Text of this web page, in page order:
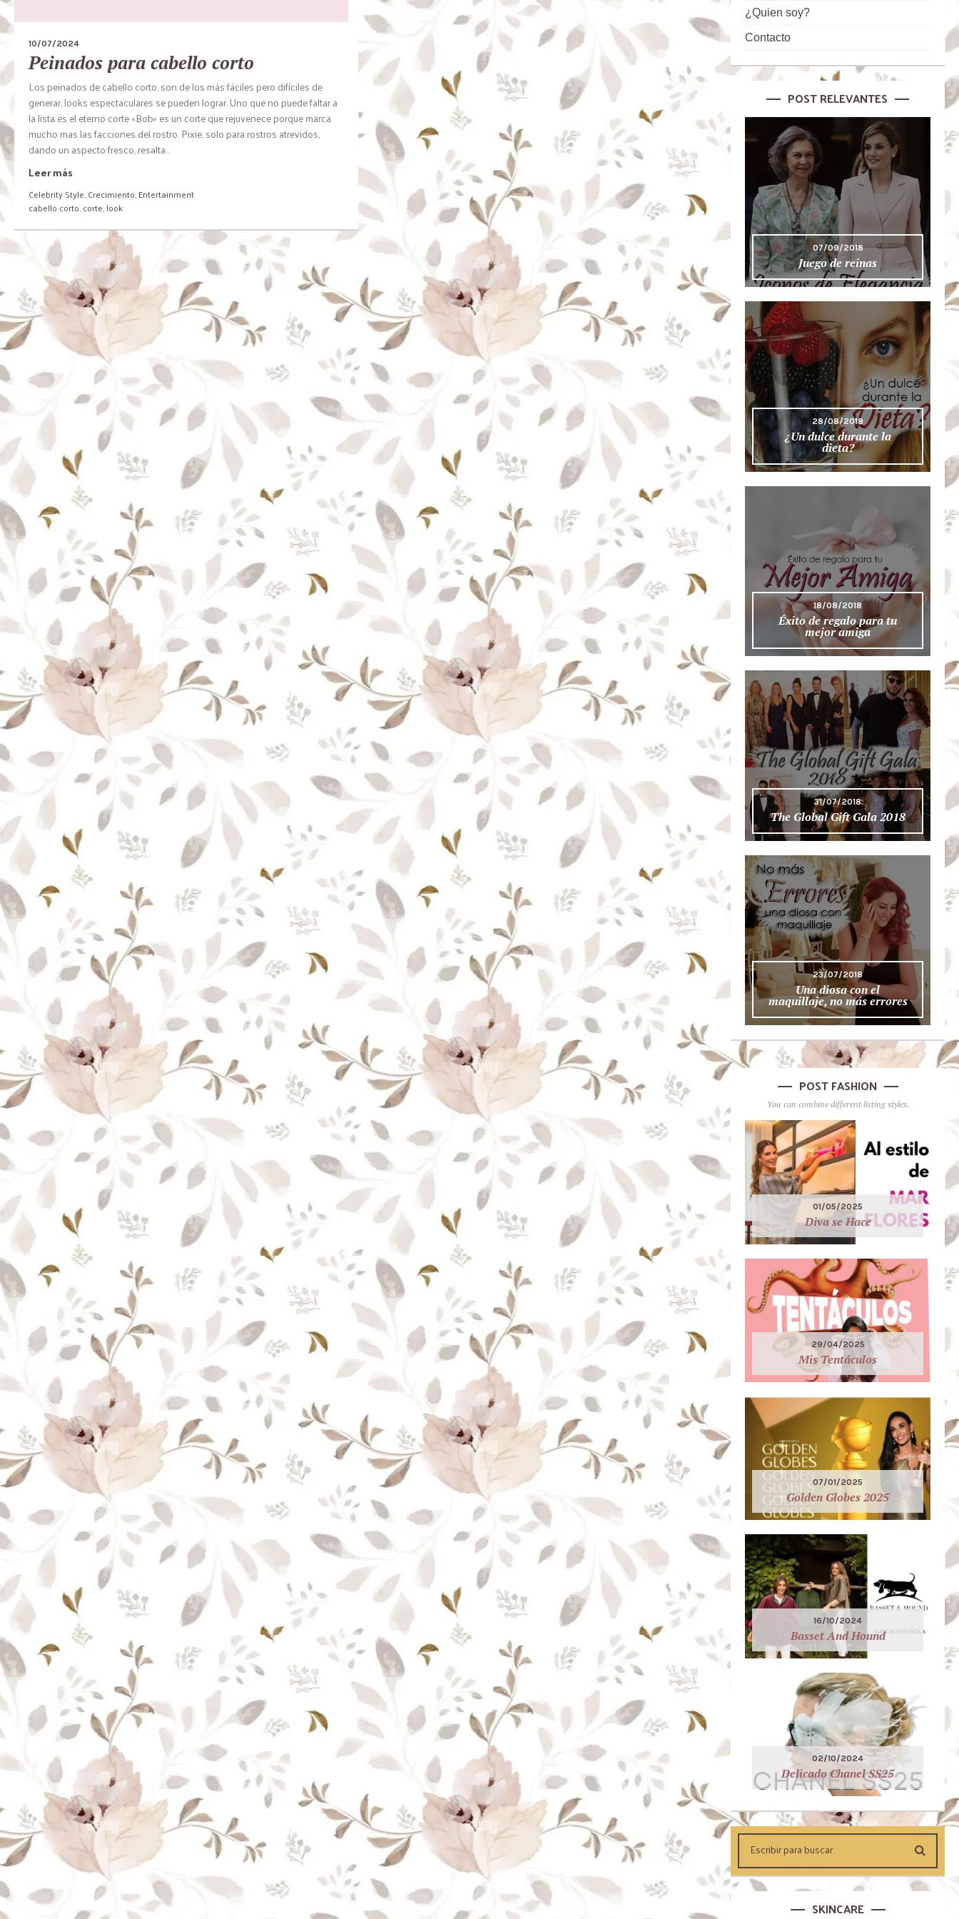
10/07/2024
Peinados para cabello corto
Los peinados de cabello corto, son de los más fáciles pero difíciles de
generar, looks espectaculares se pueden lograr. Uno que no puede faltar a
la lista es el eterno corte «Bob» es un corte que rejuvenece porque marca
mucho mas las facciones del rostro. Pixie, solo para rostros atrevidos,
dando un aspecto fresco, resalta...
Leer más
Celebrity Style,Crecimiento,Entertainment
cabello corto,corte,look
¿Quien soy?
Contacto
POST RELEVANTES
07/09/2018
Juego de reinas
28/08/2018
¿Un dulce durante la
dieta?
18/08/2018
Éxito de regalo para tu
mejor amiga
31/07/2018
The Global Gift Gala 2018
23/07/2018
Una diosa con el
maquillaje, no más errores
POST FASHION
You can combine different listing styles.
01/05/2025
Diva se Hace
29/04/2025
Mis Tentáculos
07/01/2025
Golden Globes 2025
16/10/2024
Basset And Hound
02/10/2024
Delicado Chanel SS25
SKINCARE